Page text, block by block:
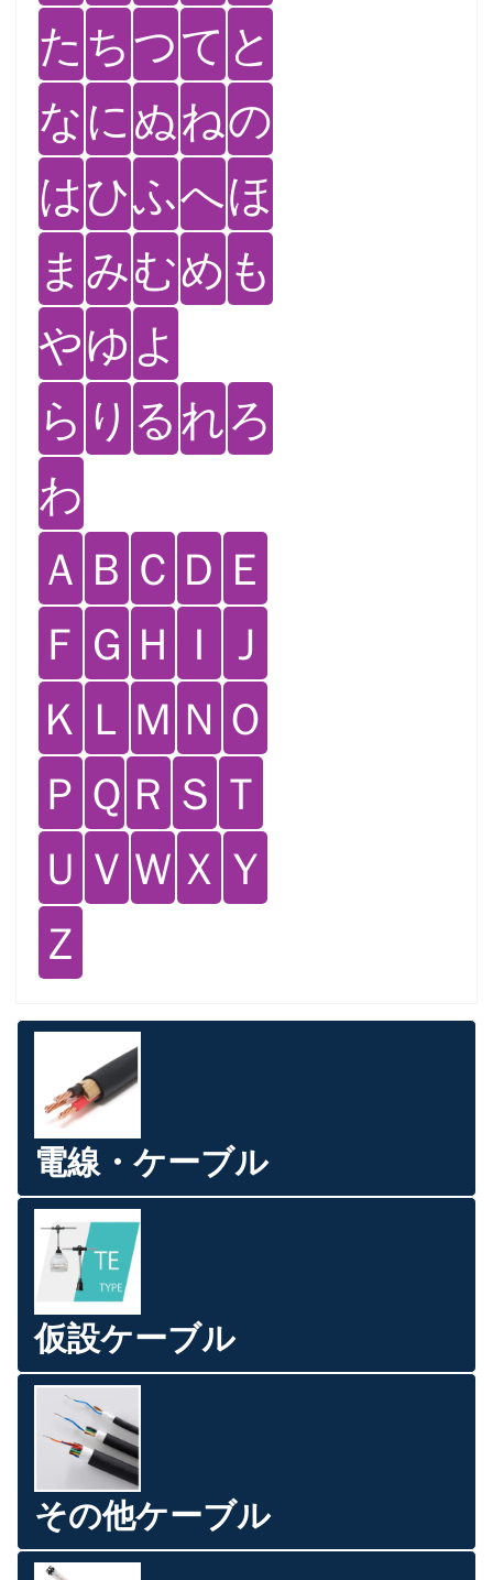
た ちつて と
なにぬねの
はひふへほ
ま みむめ も
やゆ よ
ら り るれろ
わ
Ａ Ｂ Ｃ Ｄ Ｅ
Ｆ Ｇ Ｈ Ｉ Ｊ
Ｋ Ｌ Ｍ Ｎ Ｏ
Ｐ Ｑ Ｒ Ｓ Ｔ
Ｕ Ｖ Ｗ Ｘ Ｙ
Ｚ
電線・ケーブル
仮設ケーブル
その他ケーブル